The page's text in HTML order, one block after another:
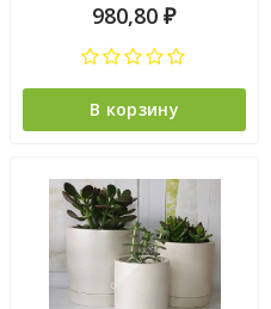
980,80 ₽
В корзину